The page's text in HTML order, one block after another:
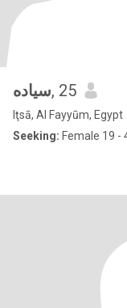
سياده, 25
Iţsā, Al Fayyūm, Egypt
Seeking: Female 19 -